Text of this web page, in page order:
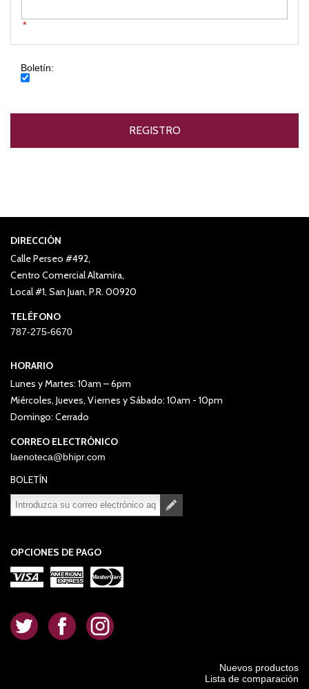
Boletín:
*
DIRECCIÓN
Calle Perseo #492,
Centro Comercial Altamira,
Local #1, San Juan, P.R. 00920
TELÉFONO
787-275-6670
HORARIO
Lunes y Martes: 10am – 6pm
Miércoles, Jueves, Viernes y Sábado: 10am - 10pm
Domingo: Cerrado
CORREO ELECTRÓNICO
laenoteca@bhipr.com
BOLETÍN
OPCIONES DE PAGO
. . .
Nuevos productos
Lista de comparación